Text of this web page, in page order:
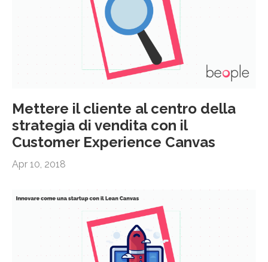
Mettere il cliente al centro della
strategia di vendita con il
Customer Experience Canvas
Apr 10, 2018